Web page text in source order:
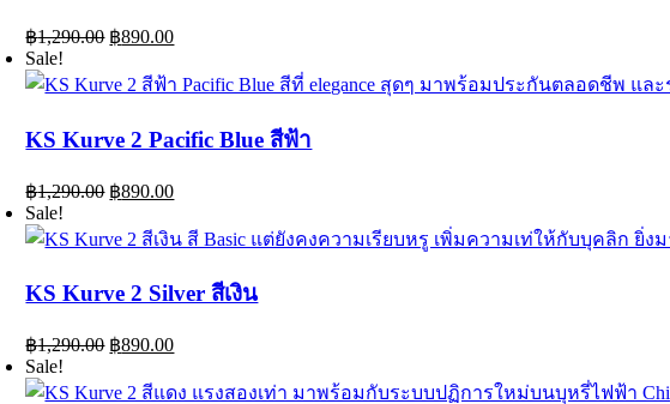
฿1,290.00 Original
was:
฿1,290.00.
฿890.00Current
is:
฿890.00.
Sale!
KS Kurve 2 Pacific Blue สีฟ้า
฿1,290.00 Original
was:
฿1,290.00.
฿890.00Current
is:
฿890.00.
Sale!
KS Kurve 2 Silver สีเงิน
฿1,290.00 Original
was:
฿890.00Current
is:
Sale!